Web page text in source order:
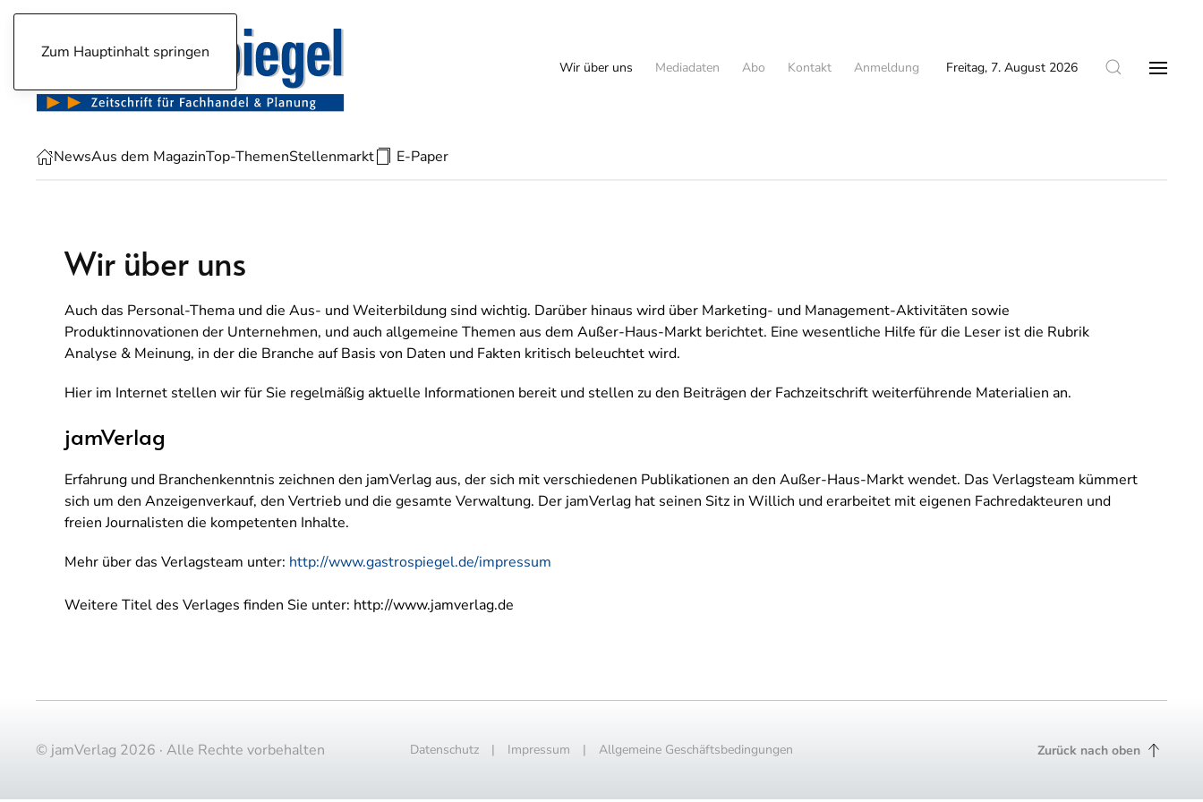
Zum Hauptinhalt springen
Wir über uns Mediadaten Abo Kontakt Anmeldung Freitag, 7. August 2026
NewsAus dem MagazinTop-ThemenStellenmarkt E-Paper
Wir über uns
Auch das Personal-Thema und die Aus- und Weiterbildung sind wichtig. Darüber hinaus wird über Marketing- und Management-Aktivitäten sowie
Produktinnovationen der Unternehmen, und auch allgemeine Themen aus dem Außer-Haus-Markt berichtet. Eine wesentliche Hilfe für die Leser ist die Rubrik
Analyse & Meinung, in der die Branche auf Basis von Daten und Fakten kritisch beleuchtet wird.
Hier im Internet stellen wir für Sie regelmäßig aktuelle Informationen bereit und stellen zu den Beiträgen der Fachzeitschrift weiterführende Materialien an.
jamVerlag
Erfahrung und Branchenkenntnis zeichnen den jamVerlag aus, der sich mit verschiedenen Publikationen an den Außer-Haus-Markt wendet. Das Verlagsteam kümmert
sich um den Anzeigenverkauf, den Vertrieb und die gesamte Verwaltung. Der jamVerlag hat seinen Sitz in Willich und erarbeitet mit eigenen Fachredakteuren und
freien Journalisten die kompetenten Inhalte.
Mehr über das Verlagsteam unter: http://www.gastrospiegel.de/impressum
Weitere Titel des Verlages finden Sie unter: http://www.jamverlag.de
© jamVerlag 2026 · Alle Rechte vorbehalten Datenschutz | Impressum | Allgemeine Geschäftsbedingungen Zurück nach oben